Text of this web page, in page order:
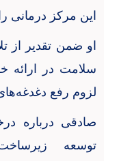
این مرکز درمانی
او ضمن تقدیر از
سلامت در ارائه
لزوم رفع
صادقی درباره
توسعه